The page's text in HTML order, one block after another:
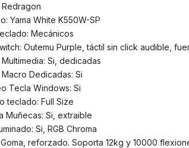
Redragon
Yama White K550W-SP
Mecánicos
Outemu Purple, táctil sin click audible,
Si, dedicadas
Dedicadas: Si
Tecla Windows: Si
teclado: Full Size
Muñecas: Si, extraible
Si, RGB Chroma
reforzado. Soporta 12kg y 10000